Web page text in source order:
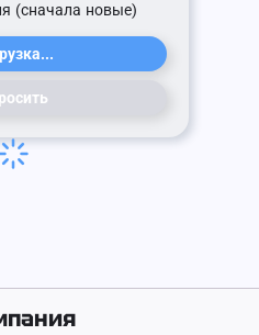
(сначала новые)